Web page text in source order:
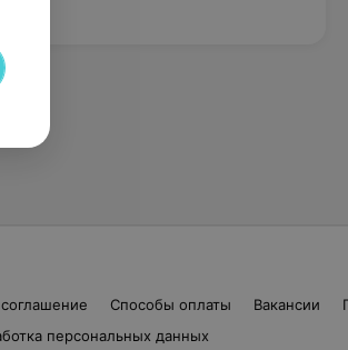
Способы оплаты Вакансии
персональных данных